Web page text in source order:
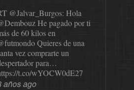
@Jalvar_Burgos: Hola
He pagado por ti
de 60 kilos en
Quieres de una
vez comprarte un
para…
t.co/wYOCW0dE27
años ago